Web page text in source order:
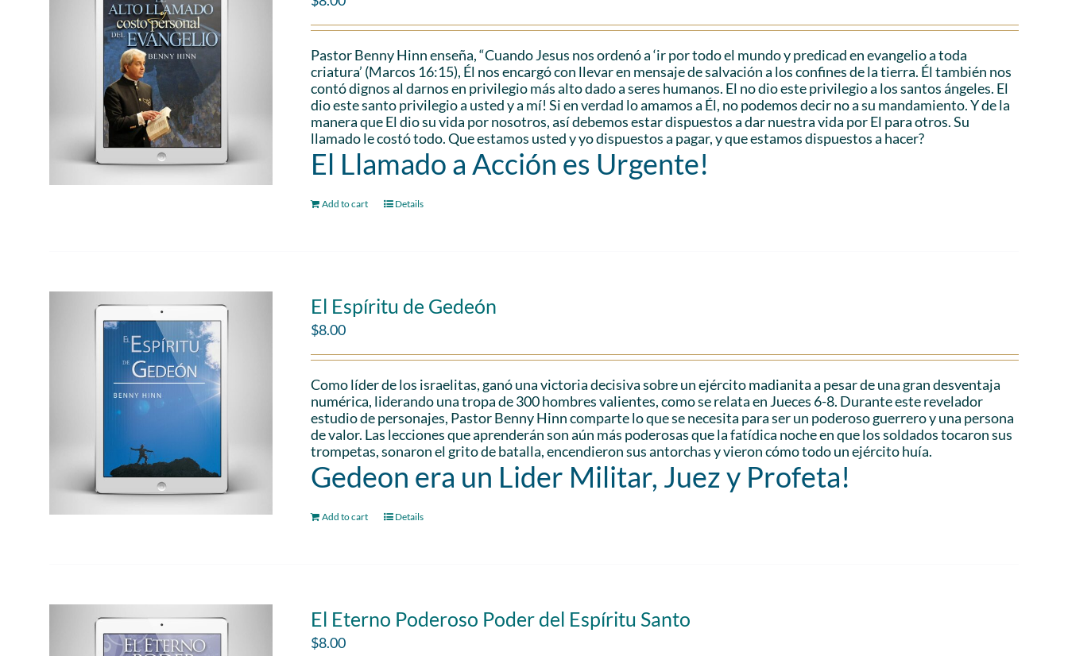
Pastor Benny Hinn enseña, “Cuando Jesus nos ordenó a ‘ir por todo el mundo y predicad en evangelio a toda
criatura’ (Marcos 16:15), Él nos encargó con llevar en mensaje de salvación a los confines de la tierra. Él también nos
contó dignos al darnos en privilegio más alto dado a seres humanos. El no dio este privilegio a los santos ángeles. El
dio este santo privilegio a usted y a mí! Si en verdad lo amamos a Él, no podemos decir no a su mandamiento. Y de la
manera que El dio su vida por nosotros, así debemos estar dispuestos a dar nuestra vida por El para otros. Su
llamado le costó todo. Que estamos usted y yo dispuestos a pagar, y que estamos dispuestos a hacer?
El Llamado a Acción es Urgente!
Add to cart Details
El Espíritu de Gedeón
$8.00
Como líder de los israelitas, ganó una victoria decisiva sobre un ejército madianita a pesar de una gran desventaja
numérica, liderando una tropa de 300 hombres valientes, como se relata en Jueces 6-8. Durante este revelador
estudio de personajes, Pastor Benny Hinn comparte lo que se necesita para ser un poderoso guerrero y una persona
de valor. Las lecciones que aprenderán son aún más poderosas que la fatídica noche en que los soldados tocaron sus
trompetas, sonaron el grito de batalla, encendieron sus antorchas y vieron cómo todo un ejército huía.
Gedeon era un Lider Militar, Juez y Profeta!
Add to cart Details
El Eterno Poderoso Poder del Espíritu Santo
$8.00